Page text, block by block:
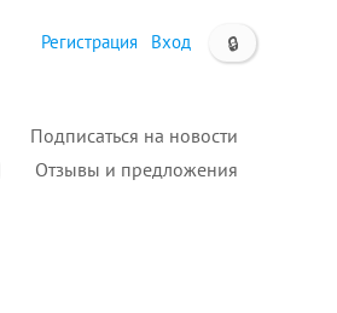
🔒
Регистрация Вход
Подписаться на новости
Отзывы и предложения